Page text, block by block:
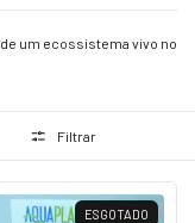
um ecossistema vivo no
Filtrar
ESGOTADO